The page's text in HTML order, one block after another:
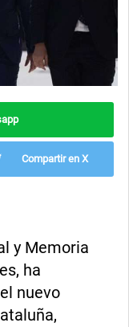
Compartir en X
y Memoria
ha
nuevo